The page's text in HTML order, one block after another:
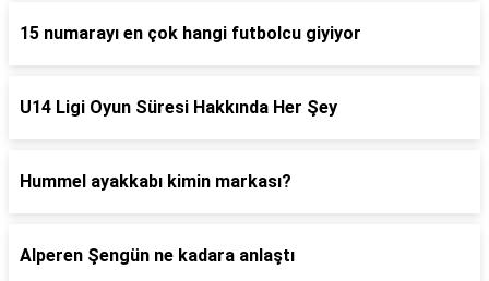
15 numarayı en çok hangi futbolcu giyiyor
U14 Ligi Oyun Süresi Hakkında Her Şey
Hummel ayakkabı kimin markası?
Alperen Şengün ne kadara anlaştı